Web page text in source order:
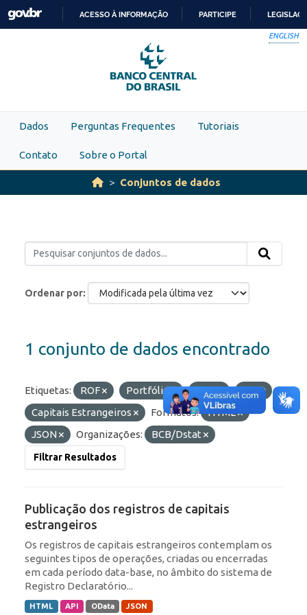
Skip to main content
PARA
O
CONTEÚDO
ACESSO À INFORMAÇÃO PARTICIPE
ENGLISH
Dados Perguntas Frequentes Tutoriais
Contato Sobre o Portal
Conjuntos de dados
Ordenar por
1 conjunto de dados encontrado
Etiquetas: ROF Portfólio RDE
IED
Capitais Estrangeiros
Formatos:
HTML
JSON
Organizações: BCB/Dstat
Filtrar Resultados
Publicação dos registros de capitais
estrangeiros
Os registros de capitais estrangeiros contemplam os
seguintes tipos de operações, criadas ou encerradas
em cada período data-base, no âmbito do sistema de
Registro Declaratório...
HTML API OData JSON